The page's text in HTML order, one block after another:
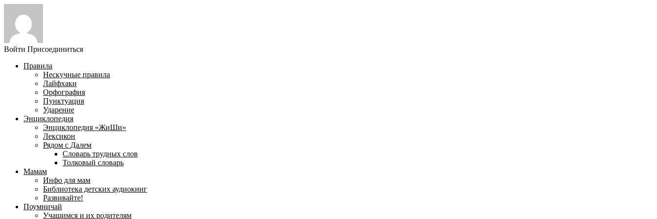
Войти Присоединиться
Правила
Нескучные правила
Лайфхаки
Орфография
Пунктуация
Ударение
Энциклопедия
Энциклопедия «ЖиШи»
Лексикон
Рядом с Далем
Словарь трудных слов
Толковый словарь
Мамам
Инфо для мам
Библиотека детских аудиокниг
Развивайте!
Поумничай
Учащимся и их родителям